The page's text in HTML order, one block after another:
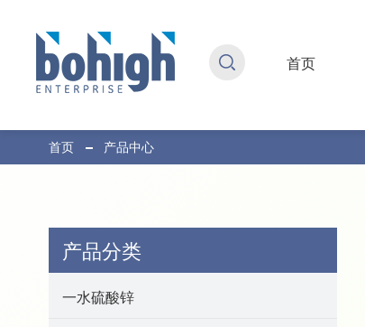
首页
首页 产品中心
产品分类
一水硫酸锌